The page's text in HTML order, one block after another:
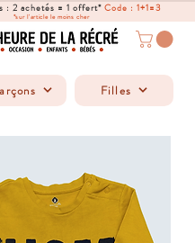
: 2 achetés = 1 offert*Code : 1+1=3
*sur l'article le moins cher
Filles